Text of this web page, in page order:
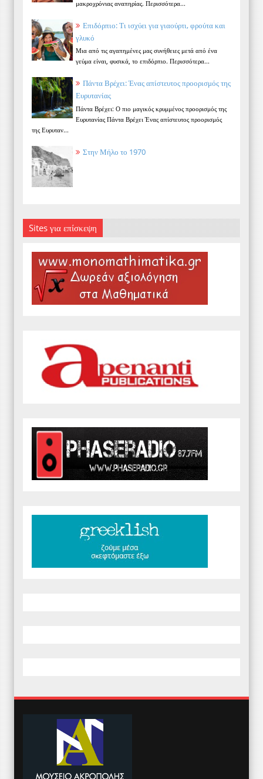
μακροχρόνιας αναπηρίας. Περισσότερα...
Επιδόρπιο: Τι ισχύει για γιαούρτι, φρούτα και
γλυκό
Μια από τις αγαπημένες μας συνήθειες μετά από ένα
γεύμα είναι, φυσικά, το επιδόρπιο. Περισσότερα...
Πάντα Βρέχει: Ένας απίστευτος προορισμός της
Ευρυτανίας
Πάντα Βρέχει: Ο πιο μαγικός κρυμμένος προορισμός της
Ευρυτανίας Πάντα Βρέχει Ένας απίστευτος προορισμός
της Ευρυταν...
Στην Μήλο το 1970
Sites για επίσκεψη